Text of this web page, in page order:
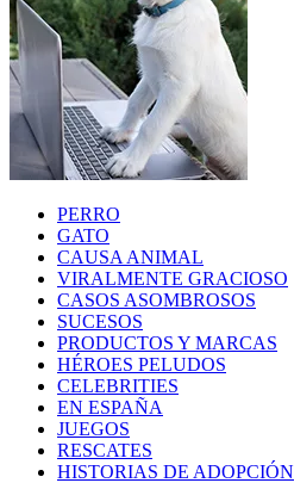
PERRO
GATO
CAUSA ANIMAL
VIRALMENTE GRACIOSO
CASOS ASOMBROSOS
SUCESOS
PRODUCTOS Y MARCAS
HÉROES PELUDOS
CELEBRITIES
EN ESPAÑA
JUEGOS
RESCATES
HISTORIAS DE ADOPCIÓN